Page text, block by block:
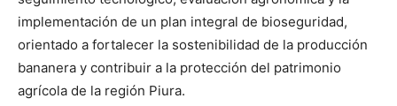
implementación de un plan integral de bioseguridad,
orientado a fortalecer la sostenibilidad de la producción
bananera y contribuir a la protección del patrimonio
agrícola de la región Piura.